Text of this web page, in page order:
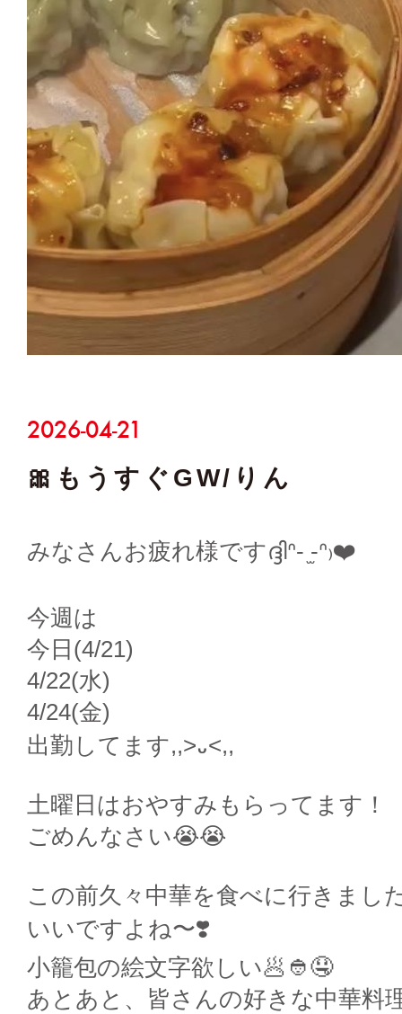
2026-04-21
🎀もうすぐGW/りん
みなさんお疲れ様ですദ്ദിᐢ- ̫-ᐢ₎❤️
今週は
今日(4/21)
4/22(水)
4/24(金)
出勤してます,,>᎑<,,
土曜日はおやすみもらってます！
ごめんなさい😭😭
この前久々中華を食べに行きまし
いいですよね〜❣️
小籠包の絵文字欲しい🥟👲🤤
あとあと、皆さんの好きな中華料